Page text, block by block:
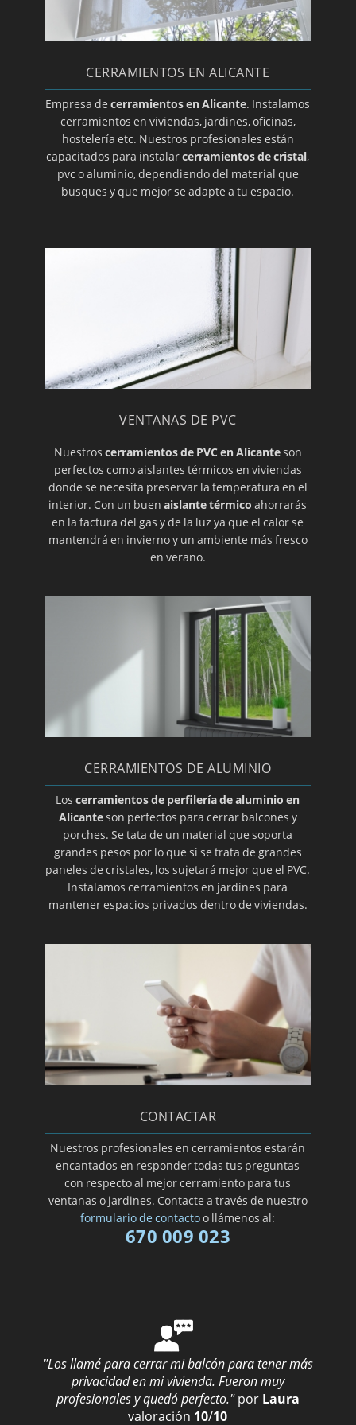
CERRAMIENTOS EN ALICANTE
Empresa decerramientos en Alicante. Instalamos
cerramientos en viviendas, jardines, oficinas,
hostelería etc. Nuestros profesionales están
capacitados para instalarcerramientos de cristal,
pvc o aluminio, dependiendo del material que
busques y que mejor se adapte a tu espacio.
VENTANAS DE PVC
Nuestros cerramientos de PVC en Alicanteson
perfectos como aislantes térmicos en viviendas
donde se necesita preservar la temperatura en el
interior. Con un buenaislante térmicoahorrarás
en la factura del gas y de la luz ya que el calor se
mantendrá en invierno y un ambiente más fresco
en verano.
CERRAMIENTOS DE ALUMINIO
Loscerramientos de perfilería de aluminio en
Alicanteson perfectos para cerrar balcones y
porches. Se tata de un material que soporta
grandes pesos por lo que si se trata de grandes
paneles de cristales, los sujetará mejor que el PVC.
Instalamos cerramientos en jardines para
mantener espacios privados dentro de viviendas.
CONTACTAR
Nuestros profesionales en cerramientos estarán
encantados en responder todas tus preguntas
con respecto al mejor cerramiento para tus
ventanas o jardines. Contacte a través de nuestro
formulario de contactoo llámenos al:
670 009 023
"Los llamé para cerrar mi balcón para tener más
privacidad en mi vivienda. Fueron muy
profesionales y quedó perfecto." por Laura
valoración 10/10